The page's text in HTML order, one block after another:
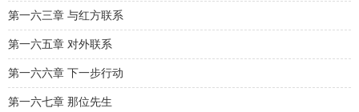
第一六三章 与红方联系
第一六五章 对外联系
第一六六章 下一步行动
第一六七章 那位先生